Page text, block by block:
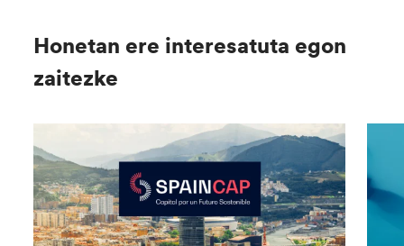
Honetan ere interesatuta egon
zaitezke